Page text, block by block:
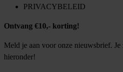
PRIVACYBELEID
Ontvang €10,- korting!
Meld je aan voor onze nieuwsbrief.
hieronder!